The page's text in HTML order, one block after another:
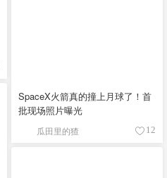
SpaceX火箭真的撞上月球了！首
批现场照片曝光
瓜田里的猹 12